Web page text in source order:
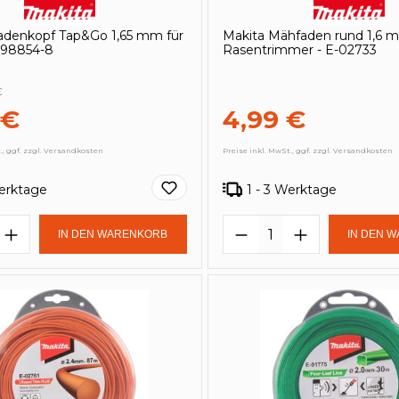
Tap&Go 1,65 mm für
8
ggf. zzgl. Versandkosten
Anzahl: Gib den gewünschten
IN DEN WARENKORB
Makita Mähfaden rund 1,6
Rasentrimmer - E-02733
4,99 €
Preise inkl. MwSt., ggf. zzgl. Versandkosten
1 - 3 Werktage
Produkt IN DEN